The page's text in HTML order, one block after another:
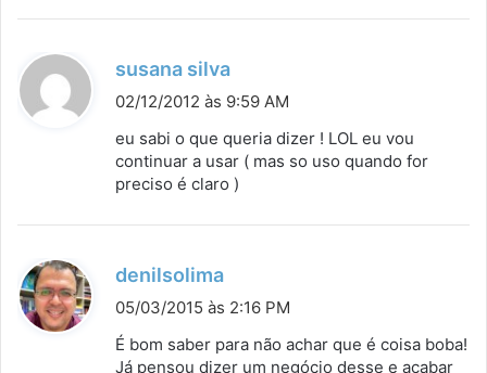
susana silva
i
s
e
02/12/2012 às 9:59 AM
eu sabi o que queria dizer ! LOL eu vou
continuar a usar ( mas so uso quando for
preciso é claro )
denilsolima
s
05/03/2015 às 2:16 PM
É bom saber para não achar que é coisa boba!
Já pensou dizer um negócio desse e acabar